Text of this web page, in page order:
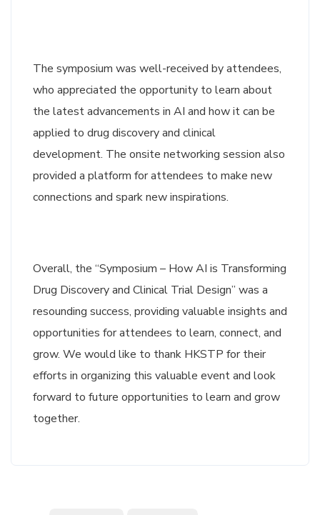
The symposium was well-received by attendees,
who appreciated the opportunity to learn about
the latest advancements in AI and how it can be
applied to drug discovery and clinical
development. The onsite networking session also
provided a platform for attendees to make new
connections and spark new inspirations.
Overall, the “Symposium – How AI is Transforming
Drug Discovery and Clinical Trial Design” was a
resounding success, providing valuable insights and
opportunities for attendees to learn, connect, and
grow. We would like to thank HKSTP for their
efforts in organizing this valuable event and look
forward to future opportunities to learn and grow
together.